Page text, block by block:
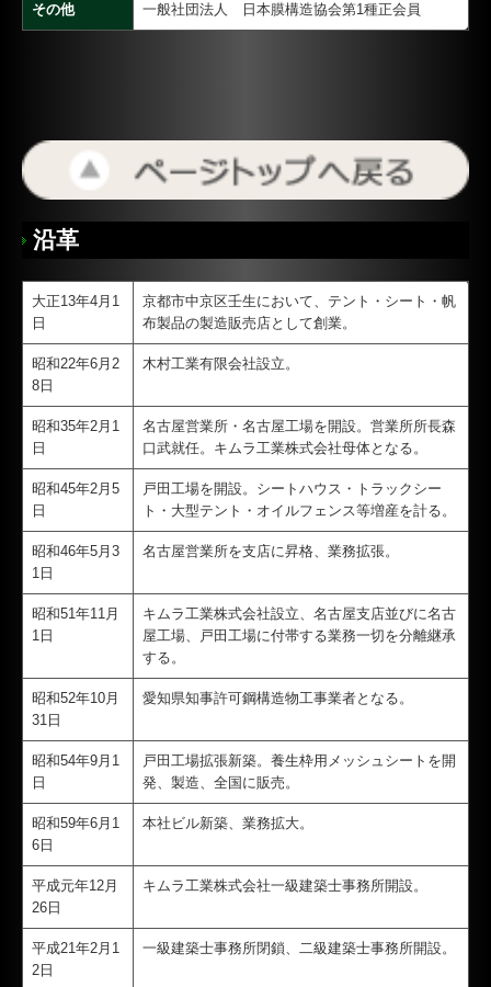
その他 一般社団法人 日本膜構造協会第1種正会員
沿革
大正13年4月1
日
京都市中京区壬生において、テント・シート・帆
布製品の製造販売店として創業。
昭和22年6月2
8日
木村工業有限会社設立。
昭和35年2月1
日
名古屋営業所・名古屋工場を開設。営業所所長森
口武就任。キムラ工業株式会社母体となる。
昭和45年2月5
日
戸田工場を開設。シートハウス・トラックシー
ト・大型テント・オイルフェンス等増産を計る。
昭和46年5月3
1日
名古屋営業所を支店に昇格、業務拡張。
昭和51年11月
1日
キムラ工業株式会社設立、名古屋支店並びに名古
屋工場、戸田工場に付帯する業務一切を分離継承
する。
昭和52年10月
31日
愛知県知事許可鋼構造物工事業者となる。
昭和54年9月1
日
戸田工場拡張新築。養生枠用メッシュシートを開
発、製造、全国に販売。
昭和59年6月1
6日
本社ビル新築、業務拡大。
平成元年12月
26日
キムラ工業株式会社一級建築士事務所開設。
平成21年2月1
2日
一級建築士事務所閉鎖、二級建築士事務所開設。